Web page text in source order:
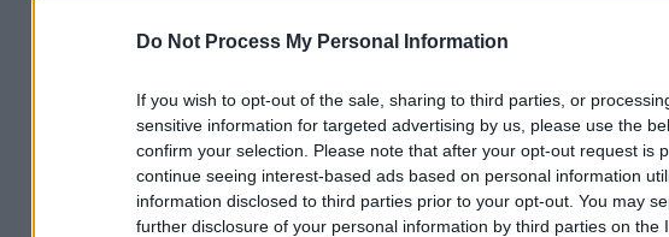
Do Not Process My Personal Information
If you wish to opt-out of the sale, sharing to third parties, or
sensitive information for targeted advertising by us, please use the
confirm your selection. Please note that after your opt-out request is
continue seeing interest-based ads based on personal information
information disclosed to third parties prior to your opt-out. You may
further disclosure of your personal information by third parties on the